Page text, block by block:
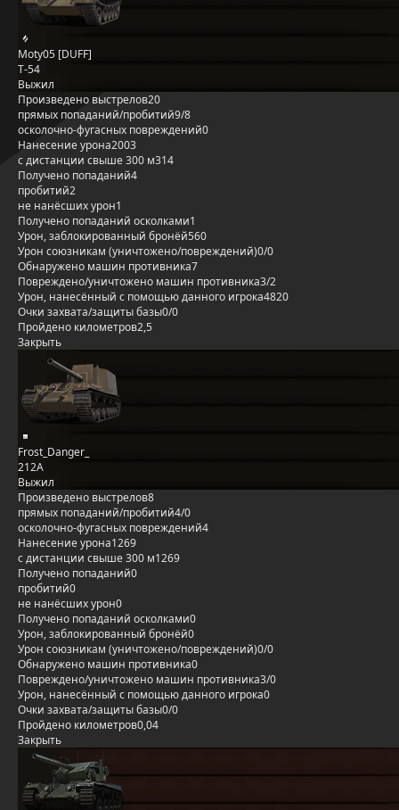
Moty05 [DUFF]
Т-54
Выжил
Произведено выстрелов20
прямых попаданий/пробитий9/8
осколочно-фугасных повреждений0
Нанесение урона2003
с дистанции свыше 300 м314
Получено попаданий4
пробитий2
не нанёсших урон1
Получено попаданий осколками1
Урон, заблокированный бронёй560
Урон союзникам (уничтожено/повреждений)0/0
Обнаружено машин противника7
Повреждено/уничтожено машин противника3/2
Урон, нанесённый с помощью данного игрока4820
Очки захвата/защиты базы0/0
Пройдено километров2,5
Закрыть
Frost_Danger_
212А
Выжил
Произведено выстрелов8
прямых попаданий/пробитий4/0
осколочно-фугасных повреждений4
Нанесение урона1269
с дистанции свыше 300 м1269
Получено попаданий0
пробитий0
не нанёсших урон0
Получено попаданий осколками0
Урон, заблокированный бронёй0
Урон союзникам (уничтожено/повреждений)0/0
Обнаружено машин противника0
Повреждено/уничтожено машин противника3/0
Урон, нанесённый с помощью данного игрока0
Очки захвата/защиты базы0/0
Пройдено километров0,04
Закрыть